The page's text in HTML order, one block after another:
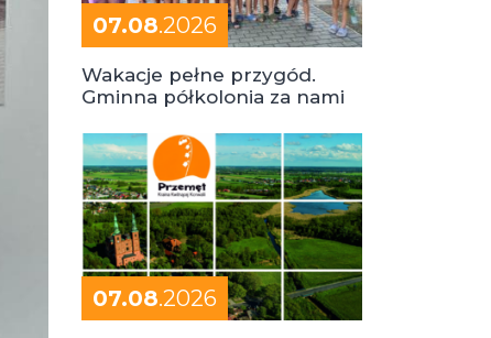
07.08.2026
Wakacje pełne przygód.
Gminna półkolonia za nami
07.08.2026